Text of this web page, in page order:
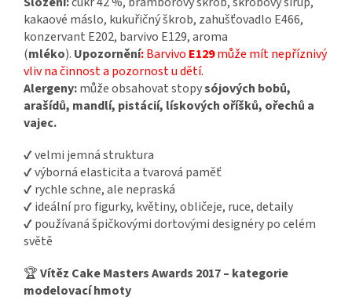
kakaové máslo, kukuřičný škrob, zahušťovadlo E466,
konzervant E202, barvivo E129, aroma
(mléko). Upozornění:Barvivo E129může mít nepříznivý
vliv na činnost a pozornost u dětí.
Alergeny:může obsahovat stopysójových bobů,
arašídů, mandlí, pistácií, lískových oříšků, ořechů a
vajec.
✔ velmi jemná struktura
✔ výborná elasticita a tvarová paměť
✔ rychle schne, ale nepraská
✔ ideální pro figurky, květiny, obličeje, ruce, detaily
✔ používaná špičkovými dortovými designéry po celém
světě
🏆Vítěz Cake Masters Awards 2017 – kategorie
modelovací hmoty